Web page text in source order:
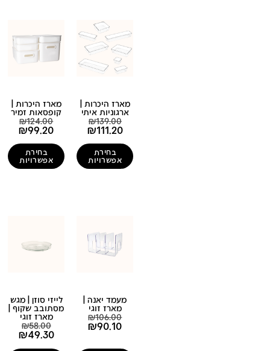
מארז היכרות |
ארגוניות איתי
₪
₪
בחירת
אפשרויות
מארז היכרות |
קופסאות זמיר
₪
₪
בחירת
אפשרויות
מעמד יאנה |
מארז זוגי
₪
₪
לייזי סוזן | מגש
מסתובב שקוף |
מארז זוגי
₪